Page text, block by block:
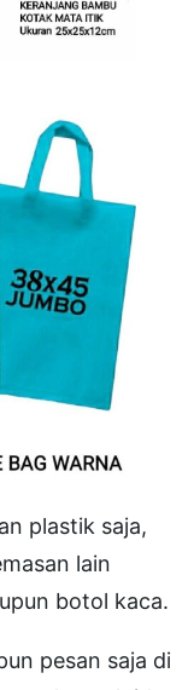
plastik saja,
lain
botol kaca.
pesan saja di